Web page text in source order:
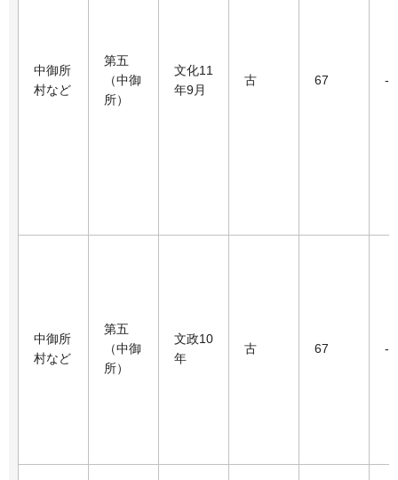
中御所
村など
第五
（中御
所）
文化11
年9月
古 67 -
中御所
村など
第五
（中御
所）
文政10
年
古 67 -